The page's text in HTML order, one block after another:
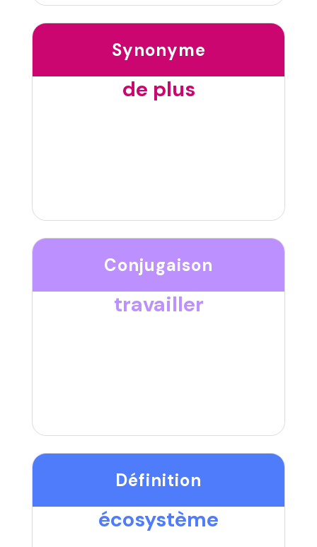
Synonyme
de plus
Conjugaison
travailler
Définition
écosystème